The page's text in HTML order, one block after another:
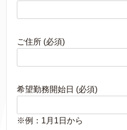
ご住所 (必須)
希望勤務開始日 (必須)
※例：1月1日から